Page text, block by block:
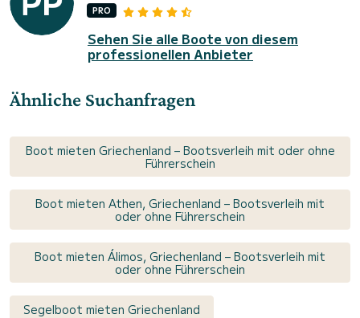
PRO
Sehen Sie alle Boote von diesem
professionellen Anbieter
Ähnliche Suchanfragen
Boot mieten Griechenland – Bootsverleih mit oder ohne
Führerschein
Boot mieten Athen, Griechenland – Bootsverleih mit
oder ohne Führerschein
Boot mieten Álimos, Griechenland – Bootsverleih mit
oder ohne Führerschein
Segelboot mieten Griechenland